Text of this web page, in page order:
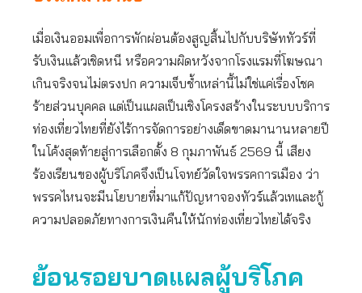
เมื่อเงินออมเพื่อการพักผ่อนต้องสูญสิ้นไปกับบริษัททัวร์ที่
รับเงินแล้วเชิดหนี หรือความผิดหวังจากโรงแรมที่โฆษณา
เกินจริงจนไม่ตรงปก ความเจ็บช้ำเหล่านี้ไม่ใช่แค่เรื่องโชค
ร้ายส่วนบุคคล แต่เป็นแผลเป็นเชิงโครงสร้างในระบบบริการ
ท่องเที่ยวไทยที่ยังไร้การจัดการอย่างเด็ดขาดมานานหลายปี
ในโค้งสุดท้ายสู่การเลือกตั้ง 8 กุมภาพันธ์ 2569 นี้ เสียง
ร้องเรียนของผู้บริโภคจึงเป็นโจทย์วัดใจพรรคการเมือง ว่า
พรรคไหนจะมีนโยบายที่มาแก้ปัญหาจองทัวร์แล้วเทและกู้
ความปลอดภัยทางการเงินคืนให้นักท่องเที่ยวไทยได้จริง
ย้อนรอยบาดแผลผู้บริโภค